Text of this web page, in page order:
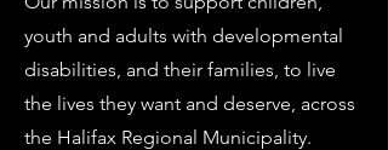
youth and adults with developmental
disabilities, and their families, to live
the lives they want and deserve, across
the Halifax Regional Municipality.